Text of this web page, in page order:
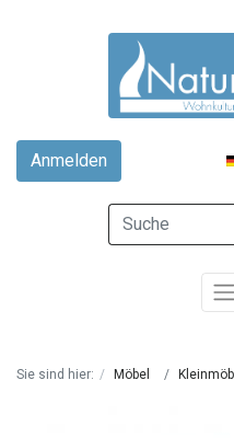
Anmelden
Sie sind hier: Möbel